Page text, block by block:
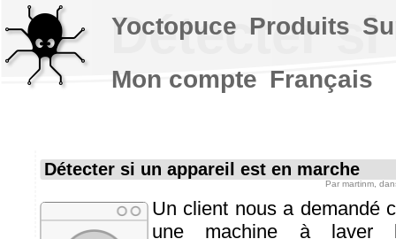
Détecter
Détecter si un appareil est en marche
Par martinm ,
Un client nous a demandé
une machine à
Yoctopuce Produits
Mon compte Français